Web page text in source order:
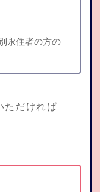
永住者の方の
ただければ